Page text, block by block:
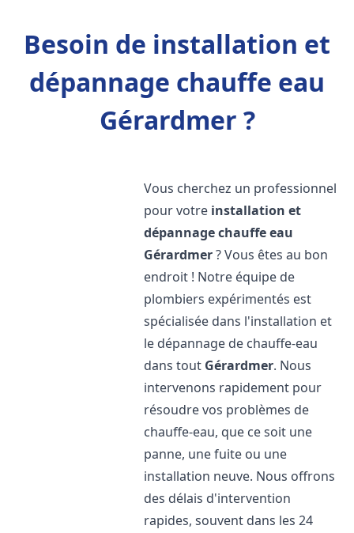
Besoin de installation et
dépannage chauffe eau
Gérardmer ?
Vous cherchez un professionnel
pour votre installation et
dépannage chauffe eau
Gérardmer? Vous êtes au bon
endroit ! Notre équipe de
plombiers expérimentés est
spécialisée dans l'installation et
le dépannage de chauffe-eau
dans tout Gérardmer. Nous
intervenons rapidement pour
résoudre vos problèmes de
chauffe-eau, que ce soit une
panne, une fuite ou une
installation neuve. Nous offrons
des délais d'intervention
rapides, souvent dans les 24